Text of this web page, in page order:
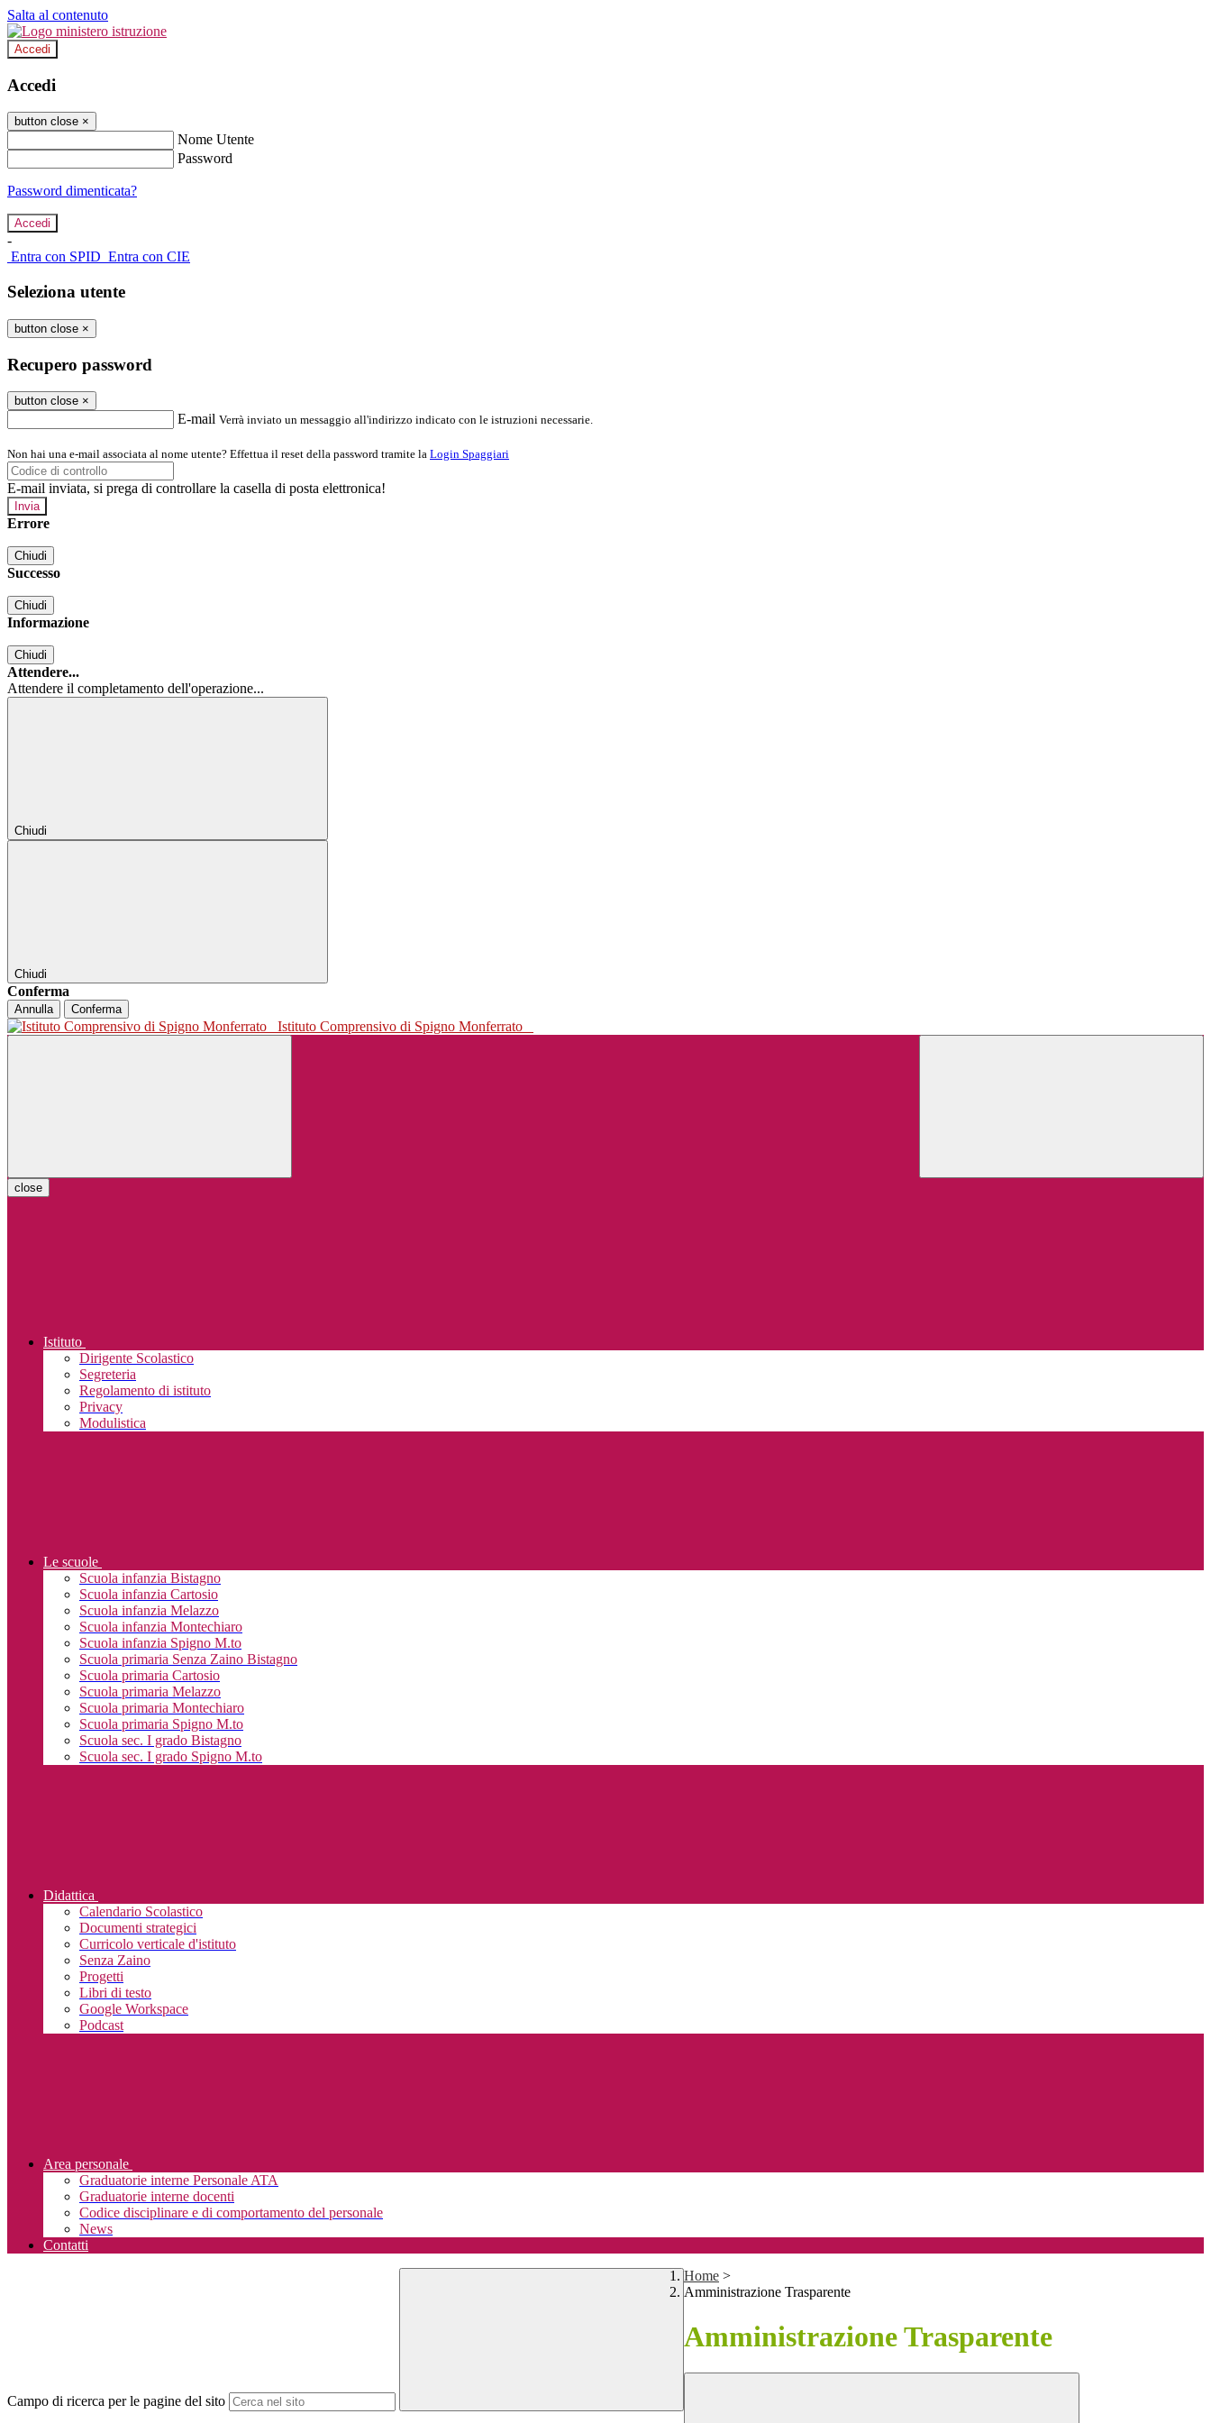
Salta al contenuto
Accedi
Accedi
button close ×
Nome Utente
Password
Password dimenticata?
-
Entra con SPID Entra con CIE
Seleziona utente
button close ×
Recupero password
button close ×
E-mail Verrà inviato un messaggio all'indirizzo indicato con le istruzioni necessarie.
Non hai una e-mail associata al nome utente? Effettua il reset della password tramite la Login Spaggiari
E-mail inviata, si prega di controllare la casella di posta elettronica!
Errore
Chiudi
Successo
Chiudi
Informazione
Chiudi
Attendere...
Attendere il completamento dell'operazione...
Chiudi
Chiudi
Conferma
Annulla Conferma
Istituto Comprensivo di Spigno Monferrato
close
Istituto
Dirigente Scolastico
Segreteria
Regolamento di istituto
Privacy
Modulistica
Le scuole
Scuola infanzia Bistagno
Scuola infanzia Cartosio
Scuola infanzia Melazzo
Scuola infanzia Montechiaro
Scuola infanzia Spigno M.to
Scuola primaria Senza Zaino Bistagno
Scuola primaria Cartosio
Scuola primaria Melazzo
Scuola primaria Montechiaro
Scuola primaria Spigno M.to
Scuola sec. I grado Bistagno
Scuola sec. I grado Spigno M.to
Didattica
Calendario Scolastico
Documenti strategici
Curricolo verticale d'istituto
Senza Zaino
Progetti
Libri di testo
Google Workspace
Podcast
Area personale
Graduatorie interne Personale ATA
Graduatorie interne docenti
Codice disciplinare e di comportamento del personale
News
Contatti
Campo di ricerca per le pagine del sito
Home >
Amministrazione Trasparente
Amministrazione Trasparente